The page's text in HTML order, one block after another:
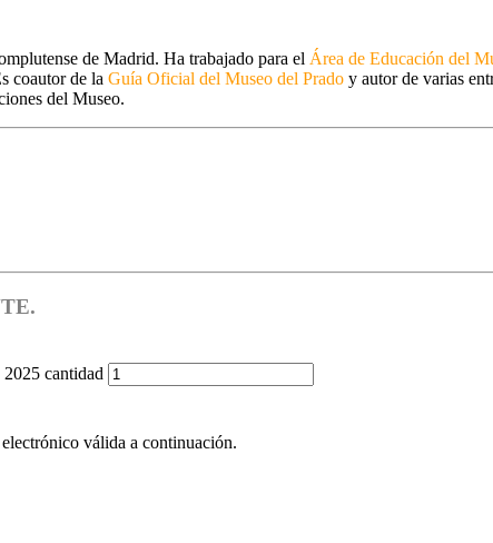
de Madrid. Ha trabajado para el Área de Educación del
coautor de la Guía Oficial del Museo del Prado y autor de varias
del Museo.
cantidad
válida a continuación.